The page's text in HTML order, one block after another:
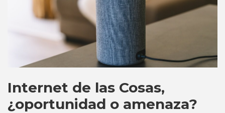
Internet de las Cosas,
¿oportunidad o amenaza?